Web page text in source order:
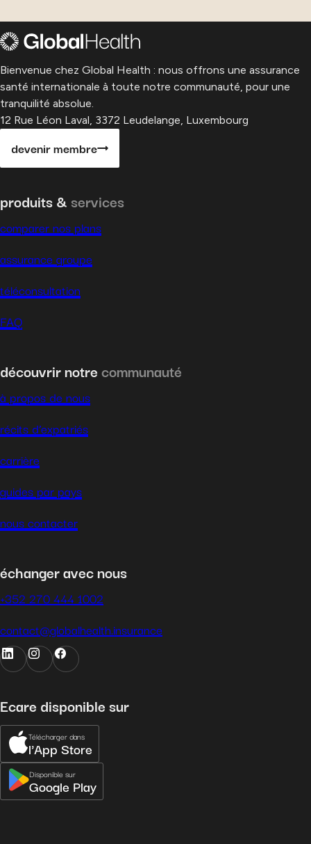
Bienvenue chez Global Health : nous offrons une assurance
santé internationale à toute notre communauté, pour une
tranquilité absolue.
12 Rue Léon Laval, 3372 Leudelange, Luxembourg
devenir membre
produits & services
comparer nos plans
assurance groupe
téléconsultation
FAQ
découvrir notrecommunauté
à propos de nous
récits d’expatriés
carrière
guides par pays
nous contacter
échanger avec nous
+352 270 444 1002
contact@globalhealth.insurance
Ecare disponible sur
Télécharger dans
l'App Store
Disponible sur
Google Play